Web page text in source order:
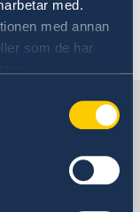
med.
med annan
som de har